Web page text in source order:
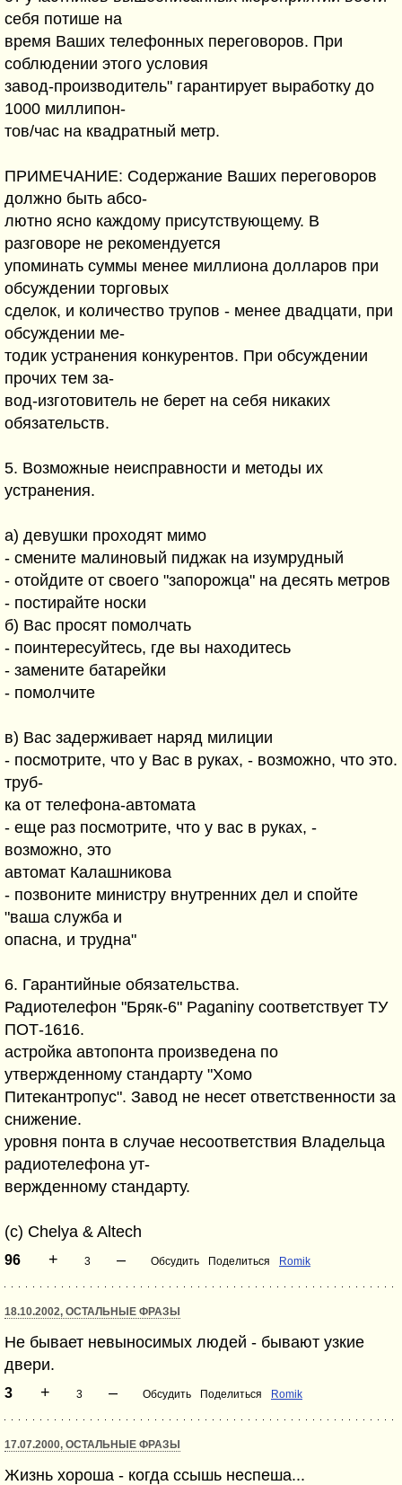
себя потише на
время Ваших телефонных переговоров. При
соблюдении этого условия
завод-производитель" гарантирует выработку до
1000 миллипон-
тов/час на квадратный метр.
ПРИМЕЧАHИЕ: Содержание Ваших переговоров
должно быть абсо-
лютно ясно каждому присутствующему. В
разговоре не рекомендуется
упоминать суммы менее миллиона долларов при
обсуждении торговых
сделок, и количество трупов - менее двадцати, при
обсуждении ме-
тодик устранения конкурентов. При обсуждении
прочих тем за-
вод-изготовитель не берет на себя никаких
обязательств.
5. Возможные неисправности и методы их
устранения.
а) девушки проходят мимо
- смените малиновый пиджак на изумрудный
- отойдите от своего "запорожца" на десять метров
- постирайте носки
б) Вас просят помолчать
- поинтересуйтесь, где вы находитесь
- замените батарейки
- помолчите
в) Вас задерживает наряд милиции
- посмотрите, что у Вас в руках, - возможно, что это.
труб-
ка от телефона-автомата
- еще раз посмотрите, что у вас в руках, -
возможно, это
автомат Калашникова
- позвоните министру внутренних дел и спойте
"ваша служба и
опасна, и трудна"
6. Гарантийные обязательства.
Радиотелефон "Бряк-6" Paganiny соответствует ТУ
ПОТ-1616.
астройка автопонта произведена по
утвержденному стандарту "Хомо
Питекантропус". Завод не несет ответственности за
снижение.
уровня понта в случае несоответствия Владельца
радиотелефона ут-
вержденному стандарту.
(c) Chelya & Altech
96 + 3 – Обсудить Поделиться Romik
18.10.2002, ОСТАЛЬНЫЕ ФРАЗЫ
Не бывает невыносимых людей - бывают узкие
двери.
3 + 3 – Обсудить Поделиться Romik
17.07.2000, ОСТАЛЬНЫЕ ФРАЗЫ
Жизнь хороша - когда ссышь неспеша...